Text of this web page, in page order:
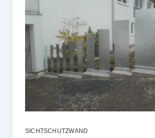
SICHTSCHUTZWAND